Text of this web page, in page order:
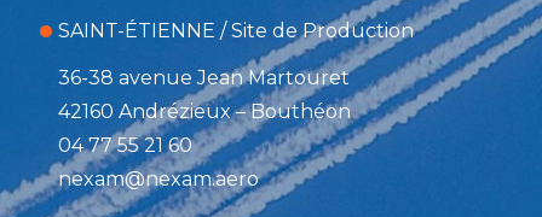
SAINT-ÉTIENNE / Site de Production
36-38 avenue Jean Martouret
42160 Andrézieux – Bouthéon
04 77 55 21 60
nexam@nexam.aero